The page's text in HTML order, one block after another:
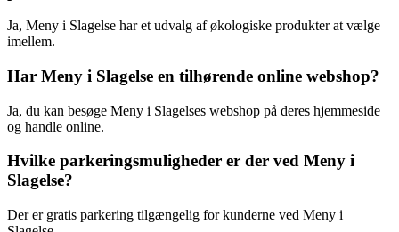
Ja, Meny i Slagelse har et udvalg af økologiske produkter at vælge
imellem.
Har Meny i Slagelse en tilhørende online webshop?
Ja, du kan besøge Meny i Slagelses webshop på deres hjemmeside
og handle online.
Hvilke parkeringsmuligheder er der ved Meny i
Slagelse?
Der er gratis parkering tilgængelig for kunderne ved Meny i